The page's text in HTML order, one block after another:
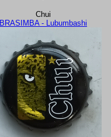
Chui
BRASIMBA - Lubumbashi